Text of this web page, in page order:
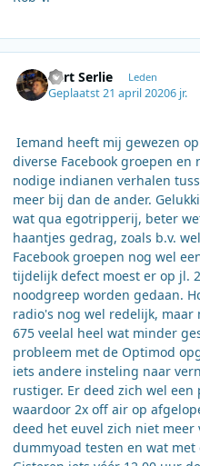
Bart Serlie Leden
Geplaatst21 april 20206 jr.
Iemand heeft mij gewezen
diverse Facebook groepen
nodige indianen verhalen
meer bij dan de ander.
wat qua egotripperij, beter
haantjes gedrag, zoals b.v.
Facebook groepen nog wel
tijdelijk defect moest er op jl.
noodgreep worden gedaan.
radio's nog wel redelijk, maar
675 veelal heel wat minder
probleem met de Optimod
iets andere insteling naar
rustiger. Er deed zich wel
waardoor 2x off air op
deed het euvel zich niet
dummyoad testen en wat